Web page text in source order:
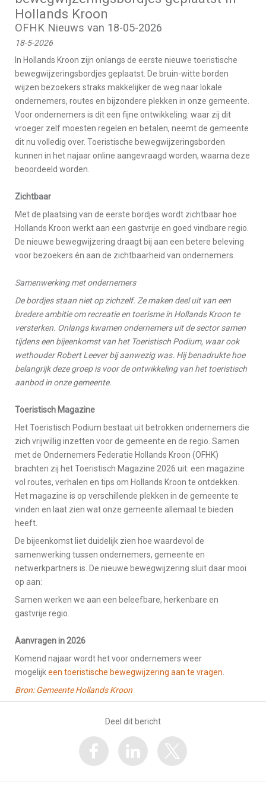
Hollands Kroon
OFHK Nieuws van 18-05-2026
18-5-2026
In Hollands Kroon zijn onlangs de eerste nieuwe toeristische
bewegwijzeringsbordjes geplaatst. De bruin-witte borden
wijzen bezoekers straks makkelijker de weg naar lokale
ondernemers, routes en bijzondere plekken in onze gemeente.
Voor ondernemers is dit een fijne ontwikkeling: waar zij dit
vroeger zelf moesten regelen en betalen, neemt de gemeente
dit nu volledig over. Toeristische bewegwijzeringsborden
kunnen in het najaar online aangevraagd worden, waarna deze
beoordeeld worden.
Zichtbaar
Met de plaatsing van de eerste bordjes wordt zichtbaar hoe
Hollands Kroon werkt aan een gastvrije en goed vindbare regio.
De nieuwe bewegwijzering draagt bij aan een betere beleving
voor bezoekers én aan de zichtbaarheid van ondernemers.
Samenwerking met ondernemers
De bordjes staan niet op zichzelf. Ze maken deel uit van een
bredere ambitie om recreatie en toerisme in Hollands Kroon te
versterken. Onlangs kwamen ondernemers uit de sector samen
tijdens een bijeenkomst van het Toeristisch Podium, waar ook
wethouder Robert Leever bij aanwezig was. Hij benadrukte hoe
belangrijk deze groep is voor de ontwikkeling van het toeristisch
aanbod in onze gemeente.
Toeristisch Magazine
Het Toeristisch Podium bestaat uit betrokken ondernemers die
zich vrijwillig inzetten voor de gemeente en de regio. Samen
met de Ondernemers Federatie Hollands Kroon (OFHK)
brachten zij het Toeristisch Magazine 2026 uit: een magazine
vol routes, verhalen en tips om Hollands Kroon te ontdekken.
Het magazine is op verschillende plekken in de gemeente te
vinden en laat zien wat onze gemeente allemaal te bieden
heeft.
De bijeenkomst liet duidelijk zien hoe waardevol de
samenwerking tussen ondernemers, gemeente en
netwerkpartners is. De nieuwe bewegwijzering sluit daar mooi
op aan:
Samen werken we aan een beleefbare, herkenbare en
gastvrije regio.
Aanvragen in 2026
Komend najaar wordt het voor ondernemers weer
mogelijkeen toeristische bewegwijzering aan te vragen
Bron: Gemeente Hollands Kroon
Deel dit bericht